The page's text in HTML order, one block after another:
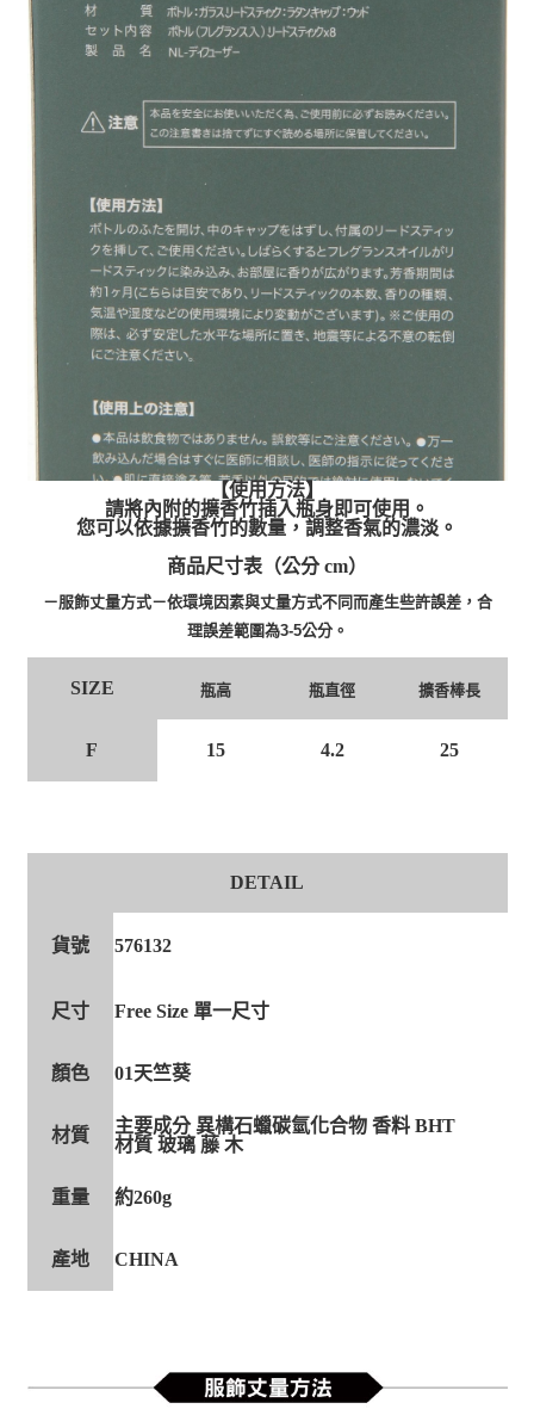
【使用方法】
請將內附的擴香竹插入瓶身即可使用。
您可以依據擴香竹的數量，調整香氣的濃淡。
商品尺寸表（公分 cm）
－服飾丈量方式－依環境因素與丈量方式不同而產生些許誤差，合
理誤差範圍為3-5公分。
SIZE 瓶高 瓶直徑 擴香棒長
F 15 4.2 25
DETAIL
貨號 576132
尺寸 Free Size 單一尺寸
顏色 01天竺葵
材質
主要成分 異構石蠟碳氫化合物 香料 BHT
材質 玻璃 藤 木
重量 約260g
產地 CHINA